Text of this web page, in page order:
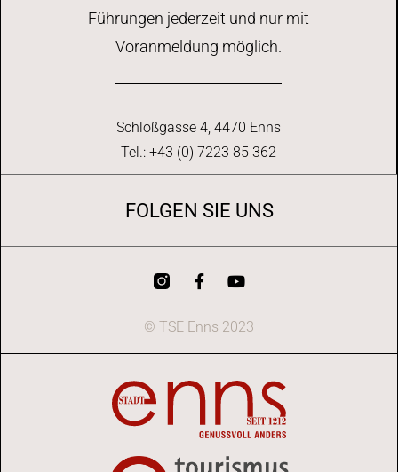
Führungen jederzeit und nur mit
Voranmeldung möglich.
Schloßgasse 4, 4470 Enns
Tel.: +43 (0) 7223 85 362
FOLGEN SIE UNS
© TSE Enns 2023